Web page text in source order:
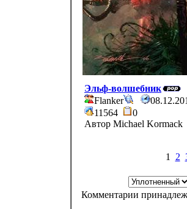
Эльф-волшебник
Flanker
11564
0
Автор Michael Kormack
1 2
Комментарии